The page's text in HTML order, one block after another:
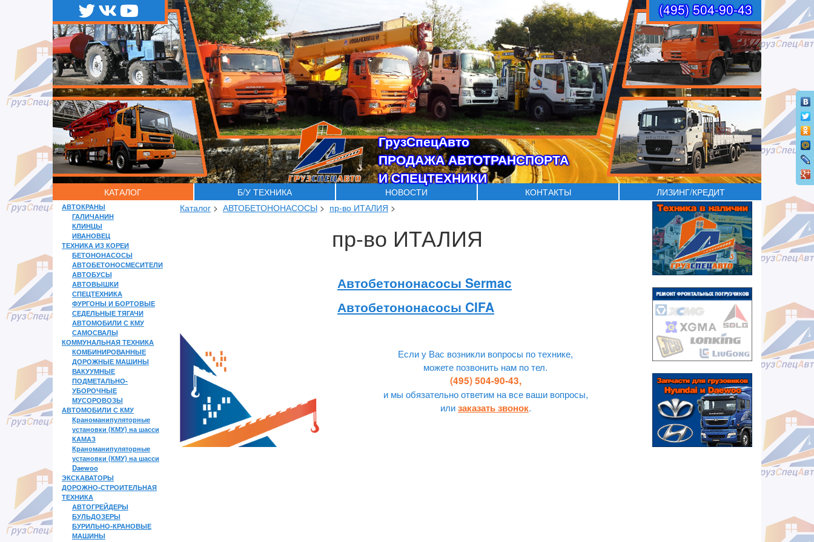
ГрузСпецАвто
ПРОДАЖА АВТОТРАНСПОРТА
И СПЕЦТЕХНИКИ
(495) 504-90-43
КАТАЛОГ Б/У ТЕХНИКА НОВОСТИ КОНТАКТЫ ЛИЗИНГ/КРЕДИТ
АВТОКРАНЫ
ГАЛИЧАНИН
КЛИНЦЫ
ИВАНОВЕЦ
ТЕХНИКА ИЗ КОРЕИ
БЕТОНОНАСОСЫ
АВТОБЕТОНОСМЕСИТЕЛИ
АВТОБУСЫ
АВТОВЫШКИ
СПЕЦТЕХНИКА
ФУРГОНЫ И БОРТОВЫЕ
СЕДЕЛЬНЫЕ ТЯГАЧИ
АВТОМОБИЛИ С КМУ
САМОСВАЛЫ
КОММУНАЛЬНАЯ ТЕХНИКА
КОМБИНИРОВАННЫЕ
ДОРОЖНЫЕ МАШИНЫ
ВАКУУМНЫЕ
ПОДМЕТАЛЬНО-
УБОРОЧНЫЕ
МУСОРОВОЗЫ
АВТОМОБИЛИ С КМУ
Краноманипуляторные
установки (КМУ) на шасси
КАМАЗ
Краноманипуляторные
установки (КМУ) на шасси
Daewoo
ЭКСКАВАТОРЫ
ДОРОЖНО-СТРОИТЕЛЬНАЯ
ТЕХНИКА
АВТОГРЕЙДЕРЫ
БУЛЬДОЗЕРЫ
БУРИЛЬНО-КРАНОВЫЕ
МАШИНЫ
Каталог > АВТОБЕТОНОНАСОСЫ > пр-во ИТАЛИЯ >
пр-во ИТАЛИЯ
Автобетононасосы Sermac
Автобетононасосы CIFA
Если у Вас возникли вопросы по технике,
можете позвонить нам по тел.
(495) 504-90-43,
и мы обязательно ответим на все ваши вопросы,
илизаказать звонок.